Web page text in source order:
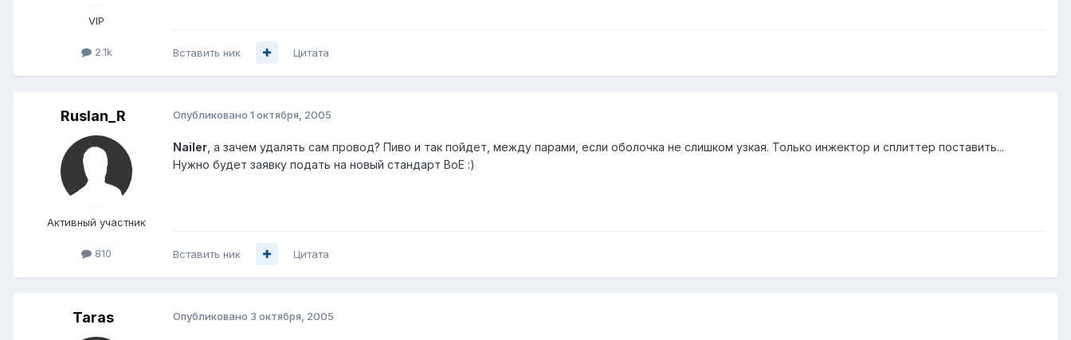
VIP
2.1k Вставить ник Цитата
Ruslan_R
Активный участник
810
Опубликовано 1 октября, 2005
Nailer , а зачем удалять сам провод? Пиво и так пойдет, между парами, если оболочка не слишком узкая. Только инжектор и сплиттер поставить...
Нужно будет заявку подать на новый стандарт BoE :)
Вставить ник Цитата
Taras Опубликовано 3 октября, 2005